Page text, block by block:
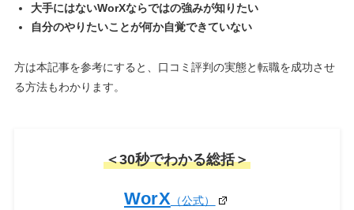
大手にはないWorXならではの強みが知りたい
自分のやりたいことが何か自覚できていない
方は本記事を参考にすると、口コミ評判の実態と転職を成功させ
る方法もわかります。
＜30秒でわかる総括＞
WorX（公式）